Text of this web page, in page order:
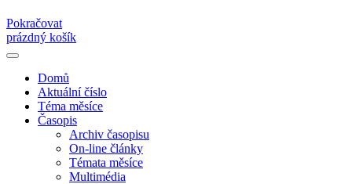
Pokračovat
prázdný košík
Domů
Aktuální číslo
Téma měsíce
Časopis
Archiv časopisu
On-line články
Témata měsíce
Multimédia